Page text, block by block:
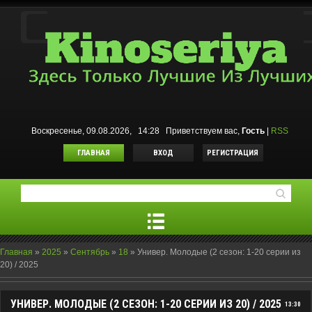
Воскресенье, 09.08.2026, 14:28 Приветствуем вас, Гость| RSS
ГЛАВНАЯ ВХОД РЕГИСТРАЦИЯ
Главная » 2025 » Сентябрь » 18 » Универ. Молодые (2 сезон: 1-20 серии из
20) / 2025
13:30
УНИВЕР. МОЛОДЫЕ (2 СЕЗОН: 1-20 СЕРИИ ИЗ 20) / 2025